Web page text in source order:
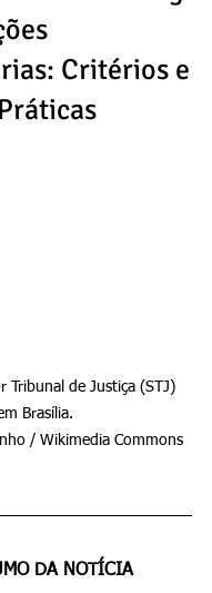
Critérios e
Tribunal de Justiça (STJ)
Brasília.
/ Wikimedia Commons
DA NOTÍCIA